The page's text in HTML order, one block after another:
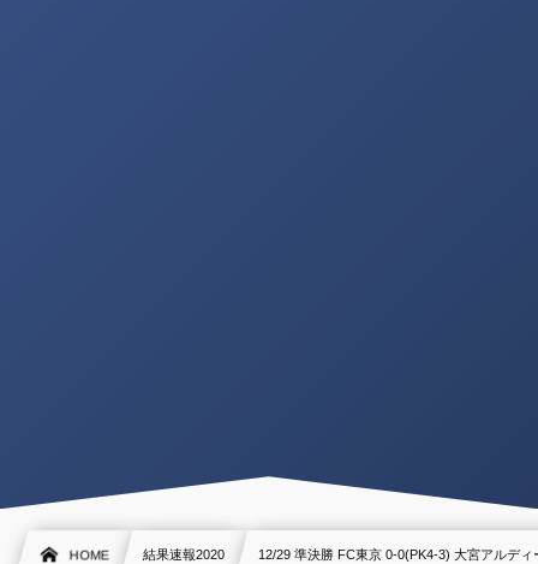
HOME 結果速報2020 12/29 準決勝 FC東京 0-0(PK4-3) 大宮アルディ